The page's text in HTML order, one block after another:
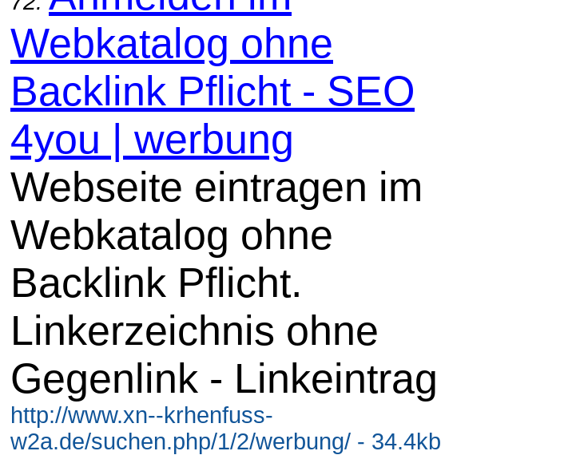
Webkatalog ohne
Backlink Pflicht - SEO
4you | werbung
Webseite eintragen im
Webkatalog ohne
Backlink Pflicht.
Linkerzeichnis ohne
Gegenlink - Linkeintrag
http://www.xn--krhenfuss-
w2a.de/suchen.php/1/2/werbung/ - 34.4kb